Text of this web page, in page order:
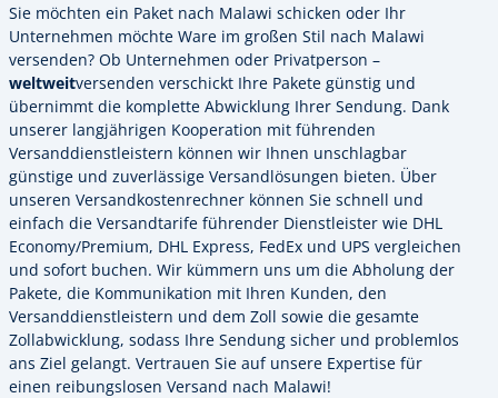
Sie möchten ein Paket nach Malawi schicken oder Ihr
Unternehmen möchte Ware im großen Stil nach Malawi
versenden? Ob Unternehmen oder Privatperson –
weltweitversenden verschickt Ihre Pakete günstig und
übernimmt die komplette Abwicklung Ihrer Sendung. Dank
unserer langjährigen Kooperation mit führenden
Versanddienstleistern können wir Ihnen unschlagbar
günstige und zuverlässige Versandlösungen bieten. Über
unseren Versandkostenrechner können Sie schnell und
einfach die Versandtarife führender Dienstleister wie DHL
Economy/Premium, DHL Express, FedEx und UPS vergleichen
und sofort buchen. Wir kümmern uns um die Abholung der
Pakete, die Kommunikation mit Ihren Kunden, den
Versanddienstleistern und dem Zoll sowie die gesamte
Zollabwicklung, sodass Ihre Sendung sicher und problemlos
ans Ziel gelangt. Vertrauen Sie auf unsere Expertise für
einen reibungslosen Versand nach Malawi!